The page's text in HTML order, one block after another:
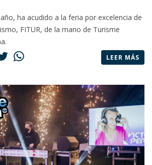
ha acudido a la feria por excelencia de
FITUR, de la mano de Turisme
LEER MÁS